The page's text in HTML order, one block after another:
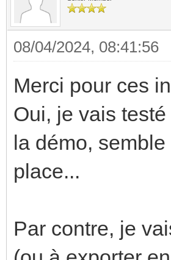
08/04/2024, 08:41:56
Merci pour ces
Oui, je vais
la démo,
place...
Par contre, je